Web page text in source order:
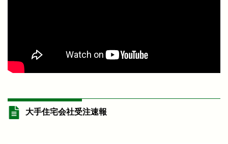
大手住宅会社受注速報